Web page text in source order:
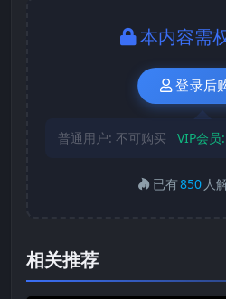
本内容需
登录后
普通用户: 不可购买 VIP会员:
已有850 人
相关推荐